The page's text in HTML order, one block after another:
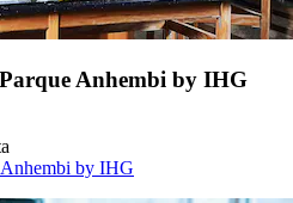
Anhembi by IHG
by IHG